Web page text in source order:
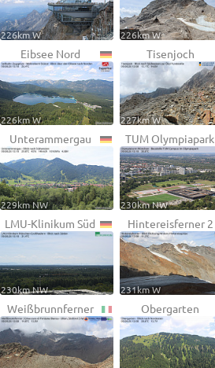
226km W 226km W
Eibsee Nord
226km W
Tisenjoch
227km W
Unterammergau
229km NW
TUM Olympiapark
230km NW
LMU-Klinikum Süd
230km NW
Hintereisferner 2
231km W
Weißbrunnferner Obergarten